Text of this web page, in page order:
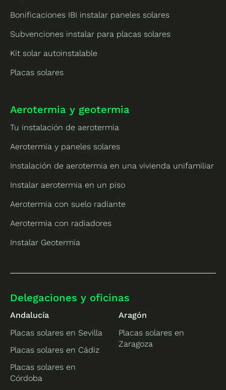
Bonificaciones IBI instalar paneles solares
Subvenciones instalar para placas solares
Kit solar autoinstalable
Placas solares
Aerotermia y geotermia
Tu instalación de aerotermia
Aerotermia y paneles solares
Instalación de aerotermia en una vivienda unifamiliar
Instalar aerotermia en un piso
Aerotermia con suelo radiante
Aerotermia con radiadores
Instalar Geotermia
Delegaciones y oficinas
Andalucía
Placas solares en Sevilla
Placas solares en Cádiz
Placas solares en
Córdoba
Aragón
Placas solares en
Zaragoza